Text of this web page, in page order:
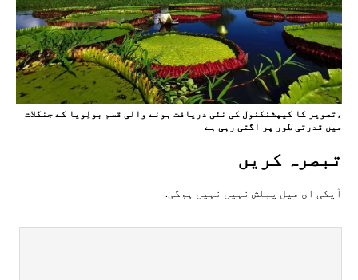
،تصویر کا کیپشنکنول کی نئی دریافت ہونے والی قسم بولِویا کے جنگلات
میں قدرتی طور پر اگتی رہی ہے
تبصرہ کريں
آپکی ای ميل پبلش نہيں نہيں ہوگی.